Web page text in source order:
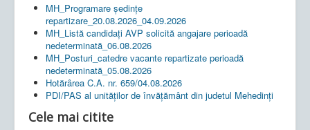
MH_Programare ședințe
repartizare_20.08.2026_04.09.2026
MH_Listă candidați AVP solicită angajare perioadă
nedeterminată_06.08.2026
MH_Posturi_catedre vacante repartizate perioadă
nedeterminată_05.08.2026
Hotărârea C.A. nr. 659/04.08.2026
PDI/PAS al unităților de învățământ din judetul Mehedinți
Cele mai citite